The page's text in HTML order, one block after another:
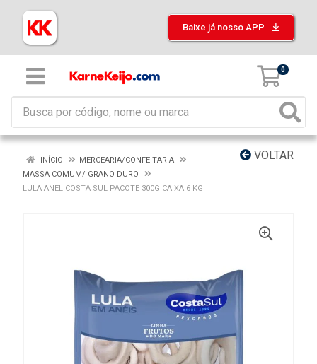
Baixe já nosso APP
0
VOLTAR
INÍCIO
MERCEARIA/CONFEITARIA
MASSA COMUM/ GRANO DURO
LULA ANEL COSTA SUL PACOTE 300G CAIXA 6 KG